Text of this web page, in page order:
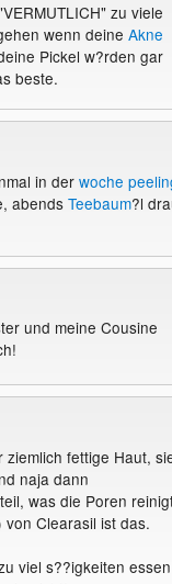
zu viele
wenn deine Akne
Pickel w?rden gar
beste.
in derwoche
abendsTeebaum?l
und meine Cousine
ziemlich fettige Haut,
naja dann
was die Poren
Clearasil ist das.
viel s??igkeiten